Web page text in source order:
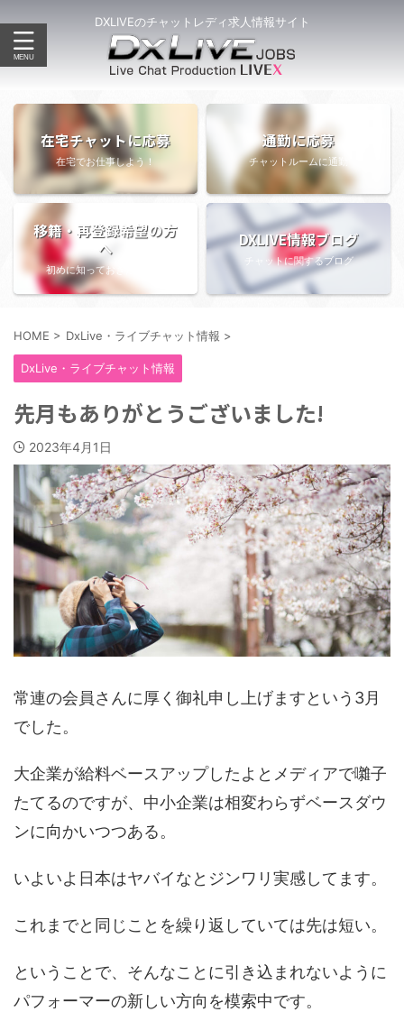
DXLIVEのチャットレディ求人情報サイト
在宅チャットに応募
在宅でお仕事しよう！
通勤に応募
チャットルームに通勤
移籍・再登録希望の方
へ
初めに知っておきたい情報
DXLIVE情報ブログ
チャットに関するブログ
HOME > DxLive・ライブチャット情報 >
DxLive・ライブチャット情報
先月もありがとうございました!
2023年4月1日
常連の会員さんに厚く御礼申し上げますという3月
でした。
大企業が給料ベースアップしたよとメディアで囃子
たてるのですが、中小企業は相変わらずベースダウ
ンに向かいつつある。
いよいよ日本はヤバイなとジンワリ実感してます。
これまでと同じことを繰り返していては先は短い。
ということで、そんなことに引き込まれないように
パフォーマーの新しい方向を模索中です。